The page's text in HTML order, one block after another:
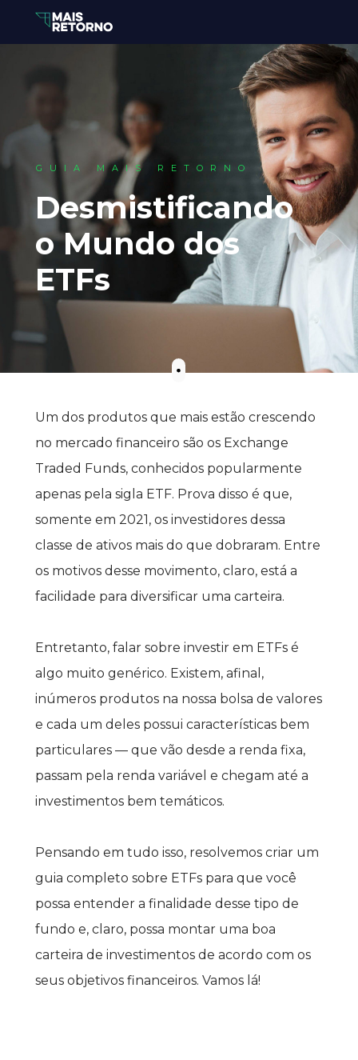
Desmistificando
o Mundo dos
ETFs
GUIA MAIS RETORNO
Um dos produtos que mais estão crescendo
no mercado financeiro são os Exchange
Traded Funds, conhecidos popularmente
apenas pela sigla ETF. Prova disso é que,
somente em 2021, os investidores dessa
classe de ativos mais do que dobraram. Entre
os motivos desse movimento, claro, está a
facilidade para diversificar uma carteira.
Entretanto, falar sobre investir em ETFs é
algo muito genérico. Existem, afinal,
inúmeros produtos na nossa bolsa de valores
e cada um deles possui características bem
particulares — que vão desde a renda fixa,
passam pela renda variável e chegam até a
investimentos bem temáticos.
Pensando em tudo isso, resolvemos criar um
guia completo sobre ETFs para que você
possa entender a finalidade desse tipo de
fundo e, claro, possa montar uma boa
carteira de investimentos de acordo com os
seus objetivos financeiros. Vamos lá!